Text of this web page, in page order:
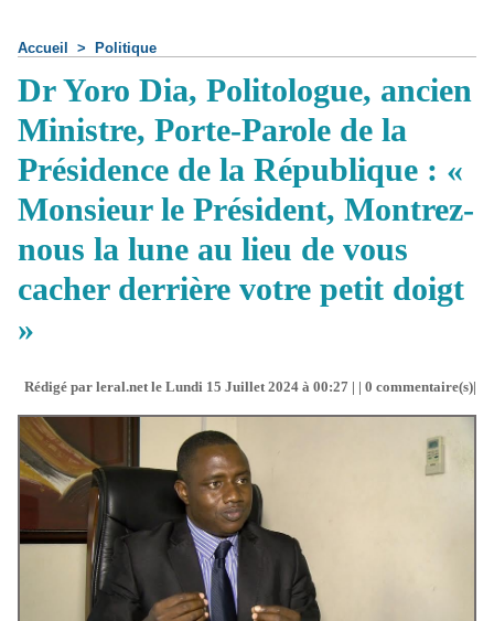
Accueil > Politique
Dr Yoro Dia, Politologue, ancien
Ministre, Porte-Parole de la
Présidence de la République : «
Monsieur le Président, Montrez-
nous la lune au lieu de vous
cacher derrière votre petit doigt
»
Rédigé par leral.net le Lundi 15 Juillet 2024 à 00:27 | | 0 commentaire(s)|